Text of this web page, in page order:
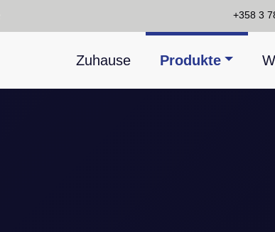
+358 3
Zuhause Produkte